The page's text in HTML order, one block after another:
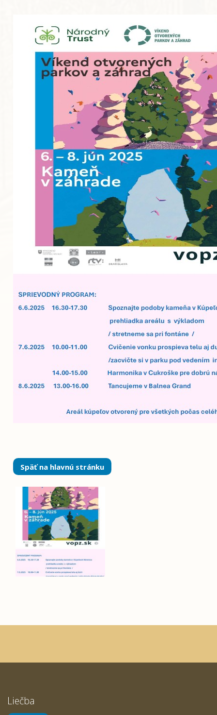
Späť na hlavnú stránku
Liečba